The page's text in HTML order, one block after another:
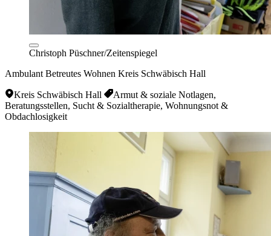
Christoph Püschner/Zeitenspiegel
Ambulant Betreutes Wohnen Kreis Schwäbisch Hall
Kreis Schwäbisch Hall
Armut & soziale Notlagen,
Beratungsstellen, Sucht & Sozialtherapie, Wohnungsnot &
Obdachlosigkeit